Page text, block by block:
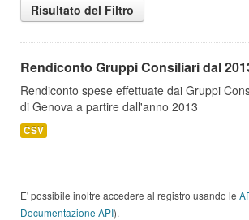
Risultato del Filtro
Rendiconto Gruppi Consiliari dal
Rendiconto spese effettuate dai Gruppi
di Genova a partire dall'anno 2013
CSV
E' possibile inoltre accedere al registro usando le
Documentazione API).